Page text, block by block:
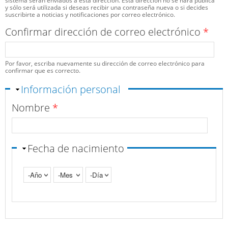
y sólo será utilizada si deseas recibir una contraseña nueva o si decides
suscribirte a noticias y notificaciones por correo electrónico.
Confirmar dirección de correo electrónico *
Por favor, escriba nuevamente su dirección de correo electrónico para
confirmar que es correcto.
Ocultar
Información personal
Nombre *
Fecha de nacimiento
Año
Mes Día